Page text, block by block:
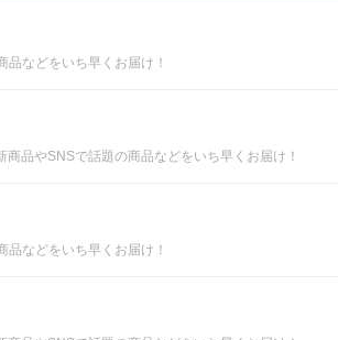
品などをいち早くお届け！
商品やSNSで話題の商品などをいち早くお届け！
品などをいち早くお届け！